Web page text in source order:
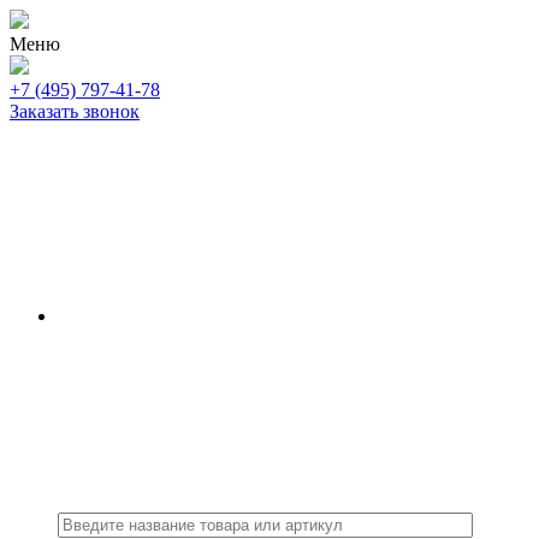
Меню
+7 (495) 797-41-78
Заказать звонок